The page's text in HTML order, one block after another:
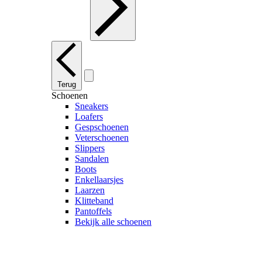
Terug
Schoenen
Sneakers
Loafers
Gespschoenen
Veterschoenen
Slippers
Sandalen
Boots
Enkellaarsjes
Laarzen
Klitteband
Pantoffels
Bekijk alle schoenen